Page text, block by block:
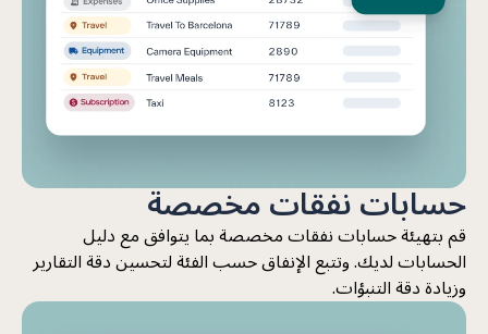
حسابات نفقات مخصصة
قم بتهيئة حسابات نفقات مخصصة بما يتوافق مع دليل
الحسابات لديك. وتتبع الإنفاق حسب الفئة لتحسين دقة التقارير
وزيادة دقة التنبؤات.